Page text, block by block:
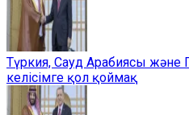
Түркия, Сауд Арабиясы және
келісімге қол қоймақ